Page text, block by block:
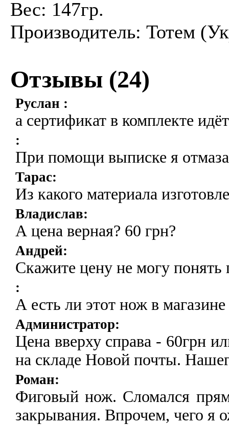
Вес: 147гр.
Производитель: Тотем
Отзывы (24)
Руслан :
а сертификат в комплекте
:
При помощи выписке я
Тарас:
Из какого материала
Владислав:
А цена верная? 60 грн?
Андрей:
Скажите цену не могу понять
:
А есть ли этот нож в
Администратор:
Цена вверху справа - 60грн
на складе Новой почты.
Роман:
Фиговый нож. Сломался
закрывания. Впрочем, чего я